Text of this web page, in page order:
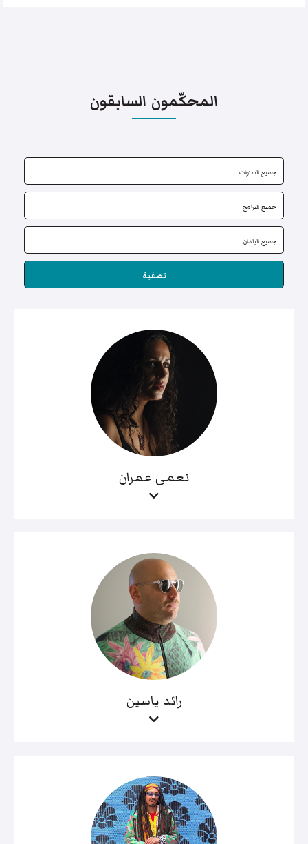
المحكّمون السابقون
تصفية
نعمى عمران
رائد ياسين